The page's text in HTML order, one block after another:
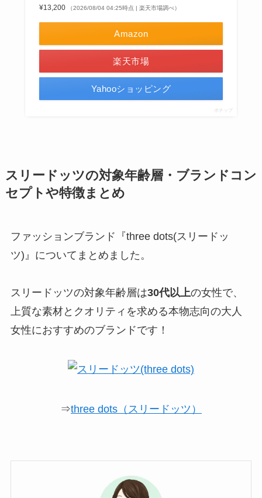
¥13,200 （2026/08/04 04:25時点 | 楽天市場調べ）
Amazon
楽天市場
Yahooショッピング
ポチップ
スリードッツの対象年齢層・ブランドコン
セプトや特徴まとめ
ファッションブランド『three dots(スリードッ
ツ)』についてまとめました。
スリードッツの対象年齢層は30代以上の女性で、
上質な素材とクオリティを求める本物志向の大人
女性におすすめのブランドです！
⇒three dots（スリードッツ）